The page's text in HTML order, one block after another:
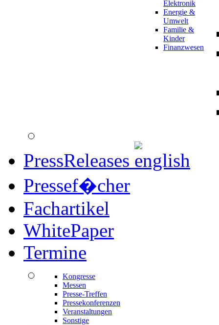
Elektronik
Energie &
Umwelt
Familie &
Kinder
Finanzwesen
PressReleases
Pressef�cher
Fachartikel
WhitePaper
Termine
Kongresse
Messen
Presse-Treffen
Pressekonferenzen
Veranstaltungen
Sonstige